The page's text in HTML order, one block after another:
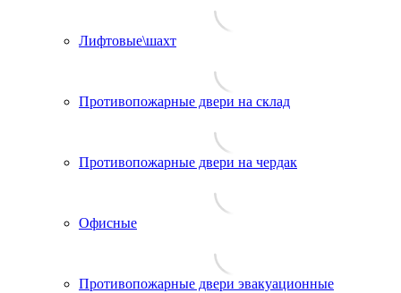
Лифтовые\шахт
Противопожарные двери на склад
Противопожарные двери на чердак
Офисные
Противопожарные двери эвакуационные